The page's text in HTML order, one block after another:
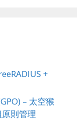
+
– 太空猴
則管理